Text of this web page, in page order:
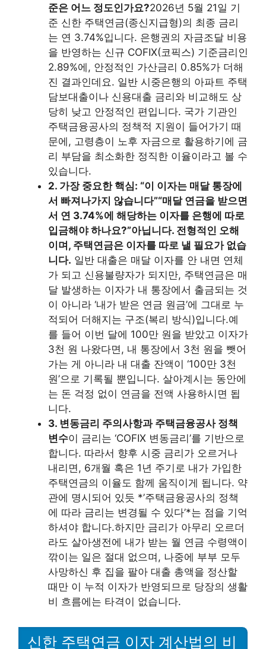
준은 어느 정도인가요?2026년 5월 21일 기
준 신한 주택연금(종신지급형)의 최종 금리
는 연 3.74%입니다. 은행권의 자금조달 비용
을 반영하는 신규 COFIX(코픽스) 기준금리인
2.89%에, 안정적인 가산금리 0.85%가 더해
진 결과인데요. 일반 시중은행의 아파트 주택
담보대출이나 신용대출 금리와 비교해도 상
당히 낮고 안정적인 편입니다. 국가 기관인
주택금융공사의 정책적 지원이 들어가기 때
문에, 고령층이 노후 자금으로 활용하기에 금
리 부담을 최소화한 정직한 이율이라고 볼 수
있습니다.
2. 가장 중요한 핵심: “이 이자는 매달 통장에
서 빠져나가지 않습니다”“매달 연금을 받으면
서 연 3.74%에 해당하는 이자를 은행에 따로
입금해야 하나요?”아닙니다. 전형적인 오해
이며, 주택연금은 이자를 따로 낼 필요가 없습
니다. 일반 대출은 매달 이자를 안 내면 연체
가 되고 신용불량자가 되지만, 주택연금은 매
달 발생하는 이자가 내 통장에서 출금되는 것
이 아니라 ‘내가 받은 연금 원금’에 그대로 누
적되어 더해지는 구조(복리 방식)입니다.예
를 들어 이번 달에 100만 원을 받았고 이자가
3천 원 나왔다면, 내 통장에서 3천 원을 뺏어
가는 게 아니라 내 대출 잔액이 ‘100만 3천
원’으로 기록될 뿐입니다. 살아계시는 동안에
는 돈 걱정 없이 연금을 전액 사용하시면 됩
니다.
3. 변동금리 주의사항과 주택금융공사 정책
변수이 금리는 ‘COFIX 변동금리’를 기반으로
합니다. 따라서 향후 시중 금리가 오르거나
내리면, 6개월 혹은 1년 주기로 내가 가입한
주택연금의 이율도 함께 움직이게 됩니다. 약
관에 명시되어 있듯 *’주택금융공사의 정책
에 따라 금리는 변경될 수 있다’*는 점을 기억
하셔야 합니다.하지만 금리가 아무리 오르더
라도 살아생전에 내가 받는 월 연금 수령액이
깎이는 일은 절대 없으며, 나중에 부부 모두
사망하신 후 집을 팔아 대출 총액을 정산할
때만 이 누적 이자가 반영되므로 당장의 생활
비 흐름에는 타격이 없습니다.
신한 주택연금 이자 계산법의 비